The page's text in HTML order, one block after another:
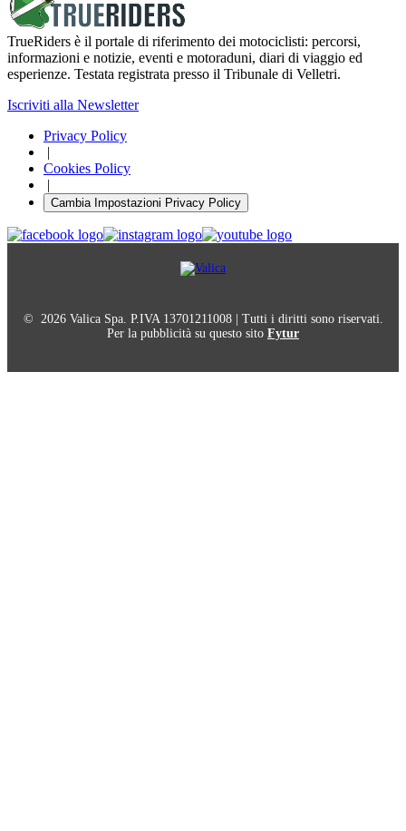
TrueRiders è il portale di riferimento dei motociclisti: percorsi,
informazioni e notizie, eventi e motoraduni, diari di viaggio ed
esperienze. Testata registrata presso il Tribunale di Velletri.
Iscriviti alla Newsletter
Privacy Policy
|
Cookies Policy
|
Cambia Impostazioni Privacy Policy
© 2026 Valica Spa. P.IVA 13701211008 | Tutti i diritti sono riservati.
Per la pubblicità su questo sito Fytur